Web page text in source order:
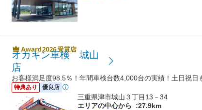
オカキン車検 城山
店
お客様満足度98.5％！年間車検台数4,000台の実績！土日祝日
特典あり 優良店
三重県津市城山３丁目13－34
エリアの中心から
:27.9km